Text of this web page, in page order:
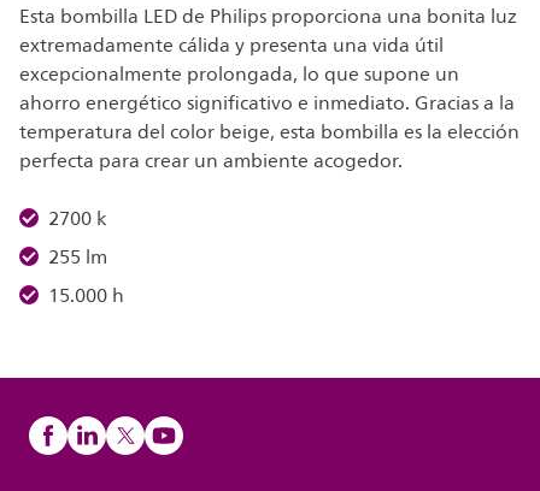
Esta bombilla LED de Philips proporciona una bonita luz
extremadamente cálida y presenta una vida útil
excepcionalmente prolongada, lo que supone un
ahorro energético significativo e inmediato. Gracias a la
temperatura del color beige, esta bombilla es la elección
perfecta para crear un ambiente acogedor.
2700 k
255 lm
15.000 h